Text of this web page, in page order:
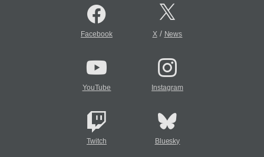
Facebook X/ News
YouTube Instagram
Twitch Bluesky